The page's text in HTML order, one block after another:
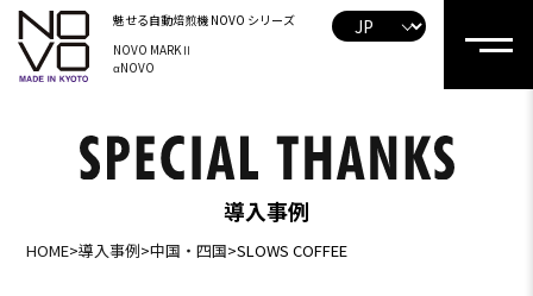
魅せる自動焙煎機 NOVO シリーズ
NOVO MARKⅡ
αNOVO
導入事例
HOME>導入事例>中国・四国>SLOWS COFFEE